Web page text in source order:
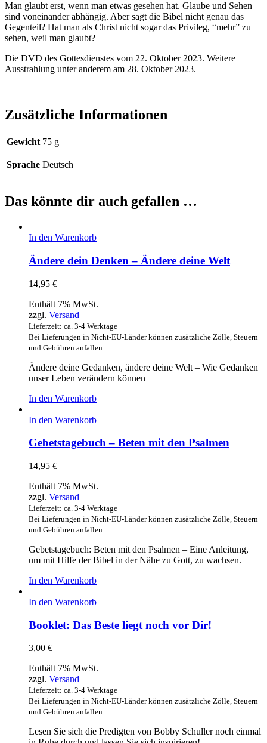
Man glaubt erst, wenn man etwas gesehen hat. Glaube und Sehen
sind voneinander abhängig. Aber sagt die Bibel nicht genau das
Gegenteil? Hat man als Christ nicht sogar das Privileg, “mehr” zu
sehen, weil man glaubt?
Die DVD des Gottesdienstes vom 22. Oktober 2023. Weitere
Ausstrahlung unter anderem am 28. Oktober 2023.
Zusätzliche Informationen
Gewicht 75 g
Sprache Deutsch
Das könnte dir auch gefallen …
In den Warenkorb
Ändere dein Denken – Ändere deine Welt
14,95 €
Enthält 7% MwSt.
zzgl. Versand
Lieferzeit: ca. 3-4 Werktage
Bei Lieferungen in Nicht-EU-Länder können zusätzliche Zölle, Steuern
und Gebühren anfallen.
Ändere deine Gedanken, ändere deine Welt – Wie Gedanken
unser Leben verändern können
In den Warenkorb
In den Warenkorb
Gebetstagebuch – Beten mit den Psalmen
14,95 €
Enthält 7% MwSt.
zzgl. Versand
Lieferzeit: ca. 3-4 Werktage
Bei Lieferungen in Nicht-EU-Länder können zusätzliche Zölle, Steuern
und Gebühren anfallen.
Gebetstagebuch: Beten mit den Psalmen – Eine Anleitung,
um mit Hilfe der Bibel in der Nähe zu Gott, zu wachsen.
In den Warenkorb
In den Warenkorb
Booklet: Das Beste liegt noch vor Dir!
3,00 €
Enthält 7% MwSt.
zzgl. Versand
Lieferzeit: ca. 3-4 Werktage
Bei Lieferungen in Nicht-EU-Länder können zusätzliche Zölle, Steuern
und Gebühren anfallen.
Lesen Sie sich die Predigten von Bobby Schuller noch einmal